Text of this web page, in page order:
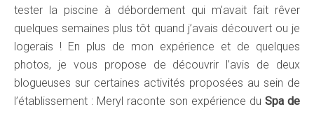
tester la piscine à débordement qui m’avait fait rêver
quelques semaines plus tôt quand j’avais découvert ou je
logerais ! En plus de mon expérience et de quelques
photos, je vous propose de découvrir l’avis de deux
blogueuses sur certaines activités proposées au sein de
l’établissement : Meryl raconte son expérience du Spa de